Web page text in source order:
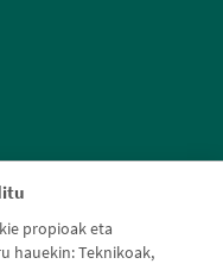
propioak eta
hauekin: Teknikoak,